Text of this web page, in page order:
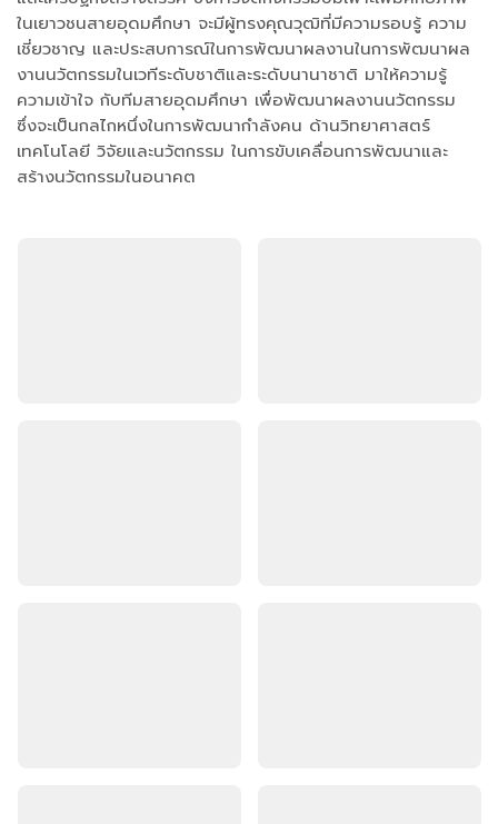
ในเยาวชนสายอุดมศึกษา จะมีผู้ทรงคุณวุฒิที่มีความรอบรู้ ความ
เชี่ยวชาญ และประสบการณ์ในการพัฒนาผลงานในการพัฒนาผล
งานนวัตกรรมในเวทีระดับชาติและระดับนานาชาติ มาให้ความรู้
ความเข้าใจ กับทีมสายอุดมศึกษา เพื่อพัฒนาผลงานนวัตกรรม
ซึ่งจะเป็นกลไกหนึ่งในการพัฒนากำลังคน ด้านวิทยาศาสตร์
เทคโนโลยี วิจัยและนวัตกรรม ในการขับเคลื่อนการพัฒนาและ
สร้างนวัตกรรมในอนาคต